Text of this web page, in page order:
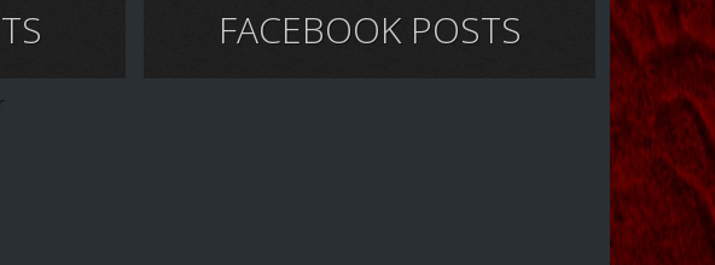
FACEBOOK POSTS